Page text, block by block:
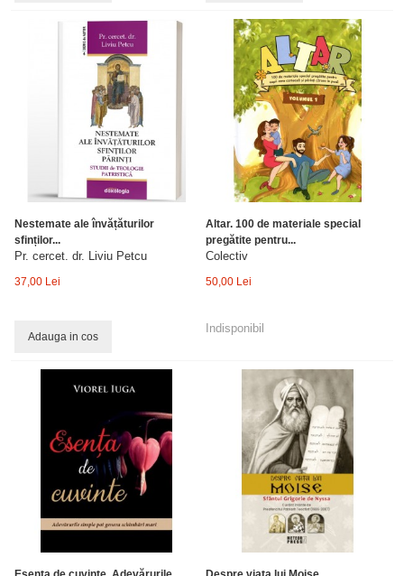
Nestemate ale învățăturilor
sfinților...
Pr. cercet. dr. Liviu Petcu
37,00 Lei
Adauga in cos
Altar. 100 de materiale special
pregătite pentru...
Colectiv
50,00 Lei
Indisponibil